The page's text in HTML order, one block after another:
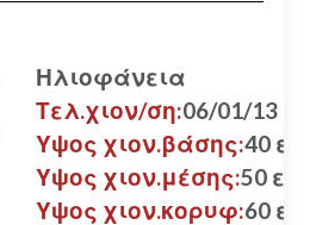
Ηλιοφάνεια
Τελ.χιον/ση:06/01/13
Υψος χιον.βάσης:40 εκ.
Υψος χιον.μέσης:50 εκ.
Υψος χιον.κορυφ:60 εκ.